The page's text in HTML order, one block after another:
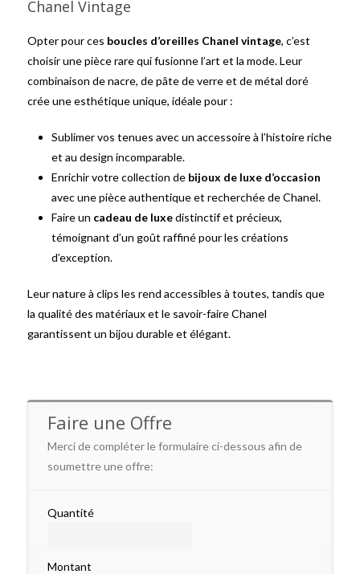
Chanel Vintage
Opter pour ces boucles d’oreilles Chanel vintage, c’est
choisir une pièce rare qui fusionne l’art et la mode. Leur
combinaison de nacre, de pâte de verre et de métal doré
crée une esthétique unique, idéale pour :
Sublimer vos tenues avec un accessoire à l’histoire riche
et au design incomparable.
Enrichir votre collection de bijoux de luxe d’occasion
avec une pièce authentique et recherchée de Chanel.
Faire un cadeau de luxedistinctif et précieux,
témoignant d’un goût raffiné pour les créations
d’exception.
Leur nature à clips les rend accessibles à toutes, tandis que
la qualité des matériaux et le savoir-faire Chanel
garantissent un bijou durable et élégant.
Faire une Offre
Merci de compléter le formulaire ci-dessous afin de
soumettre une offre:
Quantité
Montant